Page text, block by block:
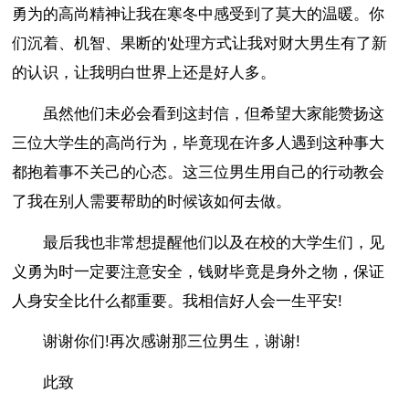
勇为的高尚精神让我在寒冬中感受到了莫大的温暖。你
们沉着、机智、果断的'处理方式让我对财大男生有了新
的认识，让我明白世界上还是好人多。
虽然他们未必会看到这封信，但希望大家能赞扬这
三位大学生的高尚行为，毕竟现在许多人遇到这种事大
都抱着事不关己的心态。这三位男生用自己的行动教会
了我在别人需要帮助的时候该如何去做。
最后我也非常想提醒他们以及在校的大学生们，见
义勇为时一定要注意安全，钱财毕竟是身外之物，保证
人身安全比什么都重要。我相信好人会一生平安!
谢谢你们!再次感谢那三位男生，谢谢!
此致